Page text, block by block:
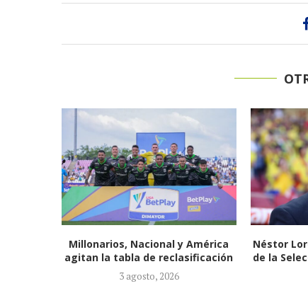
Néstor Lorenzo seguirá al frente
de la Selección Colombia tras ser
ratificado...
España,
2026: